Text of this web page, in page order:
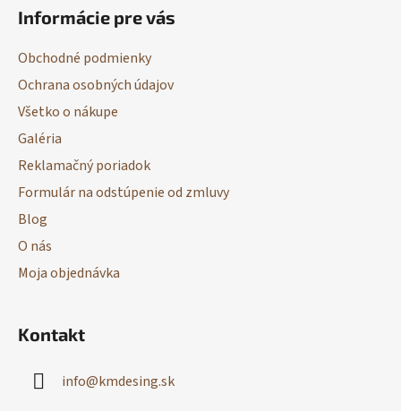
Informácie pre vás
Obchodné podmienky
Ochrana osobných údajov
Všetko o nákupe
Galéria
Reklamačný poriadok
Formulár na odstúpenie od zmluvy
Blog
O nás
Moja objednávka
Kontakt
info@kmdesing.sk